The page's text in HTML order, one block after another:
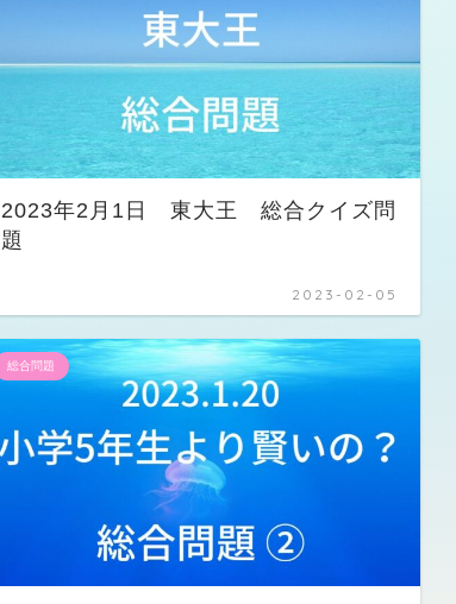
2023年2月1日 東大王 総合クイズ問
題
2023-02-05
総合問題